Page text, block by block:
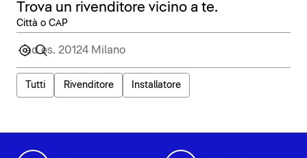
Trova un rivenditore vicino a te.
Città o CAP
Tutti Rivenditore Installatore